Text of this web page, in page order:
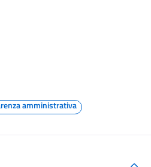
amministrativa